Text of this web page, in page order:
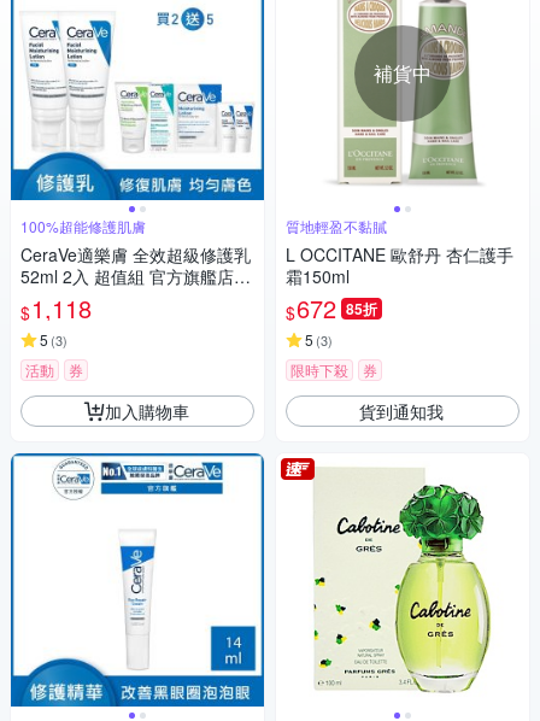
100%超能修護肌膚
CeraVe適樂膚 全效超級修護乳
52ml 2入 超值組 官方旗艦店
臉部潤澤
$1,118
5 (3)
活動 券
加入購物車
補貨中
質地輕盈不黏膩
L OCCITANE 歐舒丹 杏仁護手
霜150ml
$672 85折
5 (3)
限時下殺 券
貨到通知我